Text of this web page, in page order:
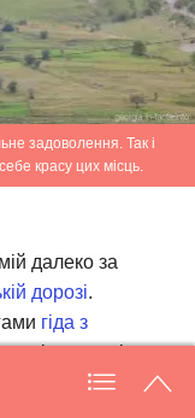
задоволення. Так і
красу цих місць.
далеко за
дорозі.
гіда з
видів
біля